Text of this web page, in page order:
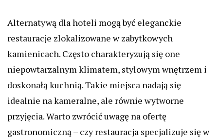
Alternatywą dla hoteli mogą być eleganckie
restauracje zlokalizowane w zabytkowych
kamienicach. Często charakteryzują się one
niepowtarzalnym klimatem, stylowym wnętrzem i
doskonałą kuchnią. Takie miejsca nadają się
idealnie na kameralne, ale równie wytworne
przyjęcia. Warto zwrócić uwagę na ofertę
gastronomiczną – czy restauracja specjalizuje się w